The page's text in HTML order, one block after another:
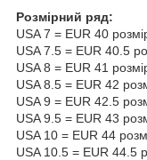
Розмірний ряд:
USA 7 = EUR 40
USA 7.5 = EUR 40.5
USA 8 = EUR 41
USA 8.5 = EUR 42
USA 9 = EUR 42.5
USA 9.5 = EUR 43
USA 10 = EUR 44
USA 10.5 = EUR 44.5